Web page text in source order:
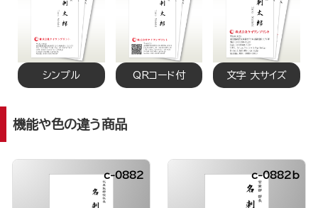
シンプル QRコード付 文字 大サイズ
機能や色の違う商品
c-0882 c-0882b